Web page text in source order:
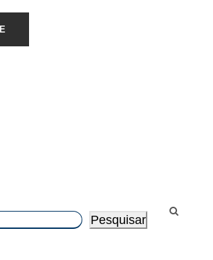
Pesquisar